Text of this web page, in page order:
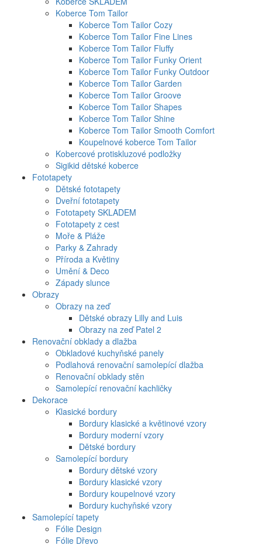
Koberce Tom Tailor
Koberce Tom Tailor Cozy
Koberce Tom Tailor Fine Lines
Koberce Tom Tailor Fluffy
Koberce Tom Tailor Funky Orient
Koberce Tom Tailor Funky Outdoor
Koberce Tom Tailor Garden
Koberce Tom Tailor Groove
Koberce Tom Tailor Shapes
Koberce Tom Tailor Shine
Koberce Tom Tailor Smooth Comfort
Koupelnové koberce Tom Tailor
Kobercové protiskluzové podložky
Sigikid dětské koberce
Fototapety
Dětské fototapety
Dveřní fototapety
Fototapety SKLADEM
Fototapety z cest
Moře & Pláže
Parky & Zahrady
Příroda a Květiny
Umění & Deco
Západy slunce
Obrazy
Obrazy na zeď
Dětské obrazy Lilly and Luis
Obrazy na zeď Patel 2
Renovační obklady a dlažba
Obkladové kuchyňské panely
Podlahová renovační samolepící dlažba
Renovační obklady stěn
Samolepící renovační kachličky
Dekorace
Klasické bordury
Bordury klasické a květinové vzory
Bordury moderní vzory
Dětské bordury
Samolepící bordury
Bordury dětské vzory
Bordury klasické vzory
Bordury koupelnové vzory
Bordury kuchyňské vzory
Samolepící tapety
Fólie Design
Fólie Dřevo